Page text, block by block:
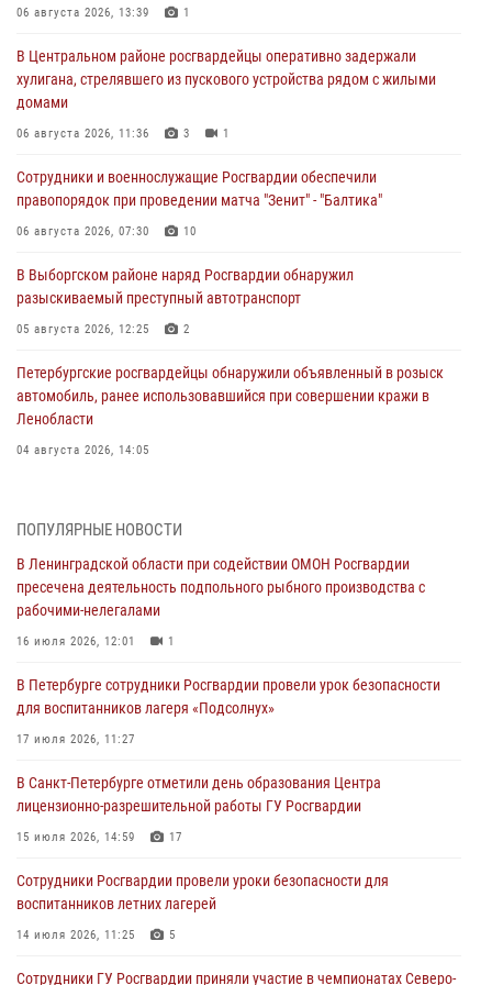
06 августа 2026, 13:39 1
В Центральном районе росгвардейцы оперативно задержали
хулигана, стрелявшего из пускового устройства рядом с жилыми
домами
06 августа 2026, 11:36 3 1
Сотрудники и военнослужащие Росгвардии обеспечили
правопорядок при проведении матча "Зенит" - "Балтика"
06 августа 2026, 07:30 10
В Выборгском районе наряд Росгвардии обнаружил
разыскиваемый преступный автотранспорт
05 августа 2026, 12:25 2
Петербургские росгвардейцы обнаружили объявленный в розыск
автомобиль, ранее использовавшийся при совершении кражи в
Ленобласти
04 августа 2026, 14:05
также оказали доврачебную помощь пострадавшим
03 августа 2026, 14:15 3 1
Росгвардейцы приняли участие в Большом семейном фестивале
03 августа 2026, 13:26
В Ленинградской области сотрудники Росгвардии обнаружили
пропавшего мальчика с нарушением слуха и помогли ему вернуться
домой
В Санкт-Петербурге при содействии СОБР Росгвардии задержаны
подозреваемые в мошеннических действиях
Сотрудники ГУ Росгвардии приняли участие в чемпионатах Северо-
Западного округа войск национальной гвардии РФ по спортивному и
ПОПУЛЯРНЫЕ НОВОСТИ
В Ленинградской области при содействии ОМОН Росгвардии
пресечена деятельность подпольного рыбного производства с
рабочими-нелегалами
16 июля 2026, 12:01 1
В Петербурге сотрудники Росгвардии провели урок безопасности
для воспитанников лагеря «Подсолнух»
17 июля 2026, 11:27
В Санкт-Петербурге отметили день образования Центра
лицензионно-разрешительной работы ГУ Росгвардии
15 июля 2026, 14:59 17
Сотрудники Росгвардии провели уроки безопасности для
воспитанников летних лагерей
14 июля 2026, 11:25 5
Сотрудники ГУ Росгвардии приняли участие в чемпионатах Северо-